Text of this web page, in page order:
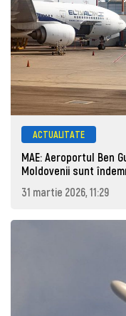
ACTUALITATE
MAE: Aeroportul Ben
Moldovenii sunt
31 martie 2026, 11:29